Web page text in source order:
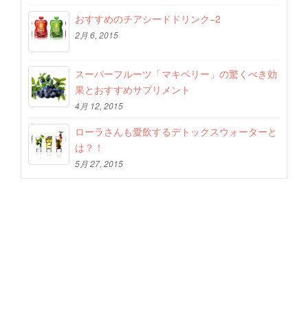
おすすめのチアシードドリンク−2
2月 6, 2015
スーパーフルーツ「マキベリー」の驚くべき効
果とおすすめサプリメント
4月 12, 2015
ローラさんも愛飲するデトックスウォーターと
は？！
5月 27, 2015